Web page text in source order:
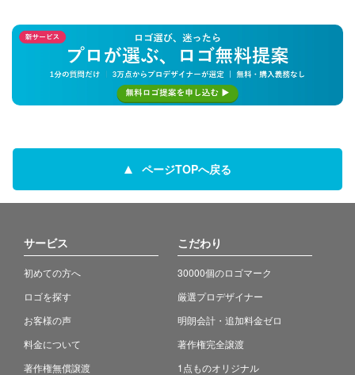
ページTOPへ戻る
サービス
初めての方へ
ロゴを探す
お客様の声
料金について
著作権無償譲渡
こだわり
30000個のロゴマーク
厳選プロデザイナー
明朗会計・追加料金ゼロ
著作権完全譲渡
1点ものオリジナル